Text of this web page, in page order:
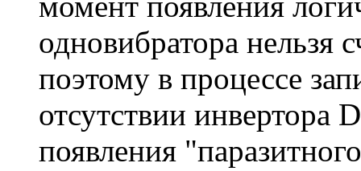
одновибратора нельзя
поэтому в процессе
отсутствии инвертора
появления